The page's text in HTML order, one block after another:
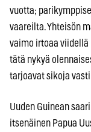
vuotta;
vaareilta. Yhteisön
vaimo irtoaa viidellä
tätä nykyä
tarjoavat sikoja
Uuden Guinean
itsenäinen Papua